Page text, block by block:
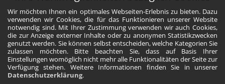
Wir möchten Ihnen ein optimales Webseiten-Erlebnis zu bieten. Dazu
verwenden wir Cookies, die für das Funktionieren unserer Website
notwendig sind. Mit Ihrer Zustimmung verwenden wir auch Cookies,
die zur Anzeige externer Inhalte oder zu anonymen Statistikzwecken
genutzt werden. Sie können selbst entscheiden, welche Kategorien Sie
zulassen möchten. Bitte beachten Sie, dass auf Basis Ihrer
Einstellungen womöglich nicht mehr alle Funktionalitäten der Seite zur
Verfügung stehen. Weitere Informationen finden Sie in unserer
Datenschutzerklärung.